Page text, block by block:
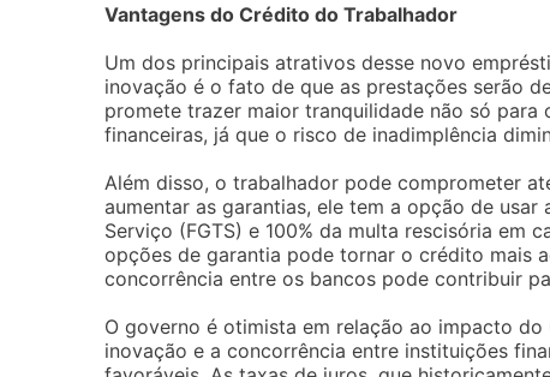
Vantagens do Crédito do Trabalhador
Um dos principais atrativos desse novo
inovação é o fato de que as prestações serão
promete trazer maior tranquilidade não só
financeiras, já que o risco de inadimplência
Além disso, o trabalhador pode comprometer
aumentar as garantias, ele tem a opção de
Serviço (FGTS) e 100% da multa rescisória em
opções de garantia pode tornar o crédito mais
concorrência entre os bancos pode contribuir
O governo é otimista em relação ao impacto
inovação e a concorrência entre instituições